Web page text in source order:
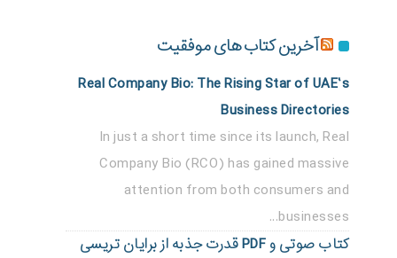
آخرین کتاب های موفقیت
Real Company Bio: The Rising Star of UAE’s
Business Directories
In just a short time since its launch, Real
Company Bio (RCO) has gained massive
attention from both consumers and
businesses...
کتاب صوتی و PDF قدرت جذبه از برایان تریسی